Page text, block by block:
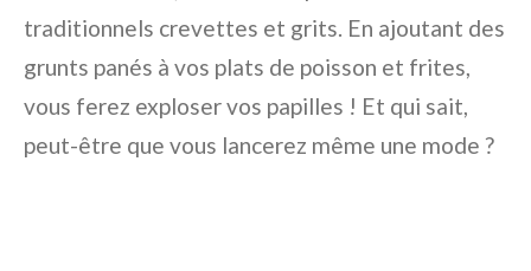
traditionnels crevettes et grits. En ajoutant des
grunts panés à vos plats de poisson et frites,
vous ferez exploser vos papilles ! Et qui sait,
peut-être que vous lancerez même une mode ?